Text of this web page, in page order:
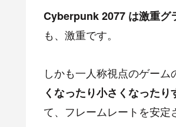
Cyberpunk 2077 は激重グ
も、激重です。
しかも一人称視点のゲーム
くなったり小さくなった
て、フレームレートを安定